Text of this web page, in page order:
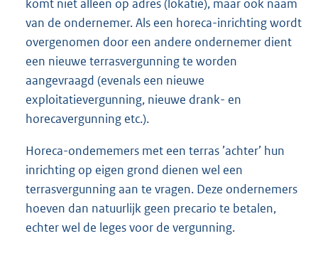
komt niet alleen op adres (lokatie), maar ook naam
van de ondernemer. Als een horeca-inrichting wordt
overgenomen door een andere ondernemer dient
een nieuwe terrasvergunning te worden
aangevraagd (evenals een nieuwe
exploitatievergunning, nieuwe drank- en
horecavergunning etc.).
Horeca-ondememers met een terras ’achter’ hun
inrichting op eigen grond dienen wel een
terrasvergunning aan te vragen. Deze ondernemers
hoeven dan natuurlijk geen precario te betalen,
echter wel de leges voor de vergunning.